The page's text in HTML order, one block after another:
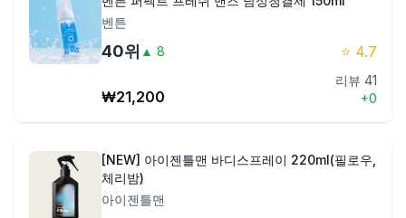
벤튼
40위 ▲ 8 ⭐ 4.7
₩21,200
리뷰 41
+0
[NEW] 아이젠틀맨 바디스프레이 220ml(필로우,
체리밤)
아이젠틀맨